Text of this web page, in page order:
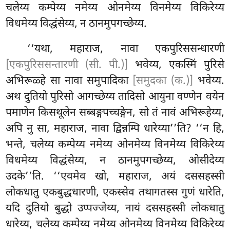
चलेय्य कम्पेय्य नमेय्य ओनमेय्य विनमेय्य विकिरेय्य
विधमेय्य विद्धंसेय्य, न ठानमुपगच्छेय्य.
‘‘यथा, महाराज, नावा एकपुरिससन्धारणी
[एकपुरिससन्तारणी (सी. पी.)]
भवेय्य, एकस्मिं पुरिसे
अभिरूळ्हे सा नावा समुपादिका [समुदका (क.)] भवेय्य.
अथ दुतियो पुरिसो आगच्छेय्य तादिसो आयुना वण्णेन वयेन
पमाणेन किसथूलेन सब्बङ्गपच्चङ्गेन, सो तं नावं अभिरूहेय्य,
अपि नु सा, महाराज, नावा द्विन्नम्पि धारेय्या’’ति? ‘‘न हि,
भन्ते, चलेय्य कम्पेय्य नमेय्य ओनमेय्य विनमेय्य विकिरेय्य
विधमेय्य विद्धंसेय्य, न ठानमुपगच्छेय्य, ओसीदेय्य
उदके’’ति. ‘‘एवमेव खो, महाराज, अयं दससहस्सी
लोकधातुएकबुद्धधारणी, एकस्सेव तथागतस्स गुणं धारेति,
यदि दुतियो बुद्धो उप्पज्जेय्य, नायं दससहस्सी लोकधातु
धारेय्य, चलेय्य कम्पेय्य नमेय्य ओनमेय्य विनमेय्य विकिरेय्य